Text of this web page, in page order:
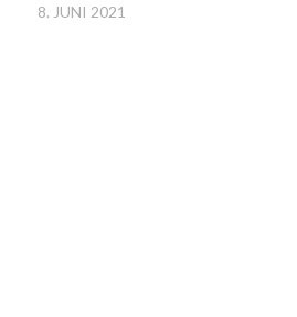
8. JUNI 2021